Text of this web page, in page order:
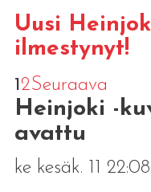
Uusi
ilmestynyt!
12Seuraava
Heinjoki -
avattu
ke kesäk. 11